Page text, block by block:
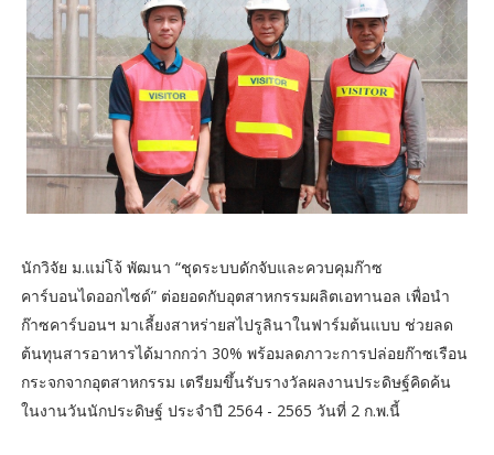
นักวิจัย ม.แม่โจ้ พัฒนา “ชุดระบบดักจับและควบคุมก๊าซ
คาร์บอนไดออกไซด์” ต่อยอดกับอุตสาหกรรมผลิตเอทานอล เพื่อนำ
ก๊าซคาร์บอนฯ มาเลี้ยงสาหร่ายสไปรูลินาในฟาร์มต้นแบบ ช่วยลด
ต้นทุนสารอาหารได้มากกว่า 30% พร้อมลดภาวะการปล่อยก๊าซเรือน
กระจกจากอุตสาหกรรม เตรียมขึ้นรับรางวัลผลงานประดิษฐ์คิดค้น
ในงานวันนักประดิษฐ์ ประจำปี 2564 - 2565 วันที่ 2 ก.พ.นี้